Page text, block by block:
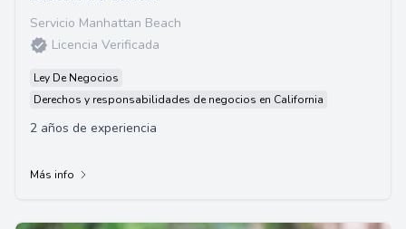
Servicio Manhattan Beach
Licencia Verificada
Ley De Negocios
Derechos y responsabilidades de negocios en California
2 años de experiencia
Más info